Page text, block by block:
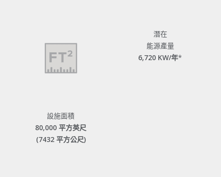
設施面積
80,000 平方英尺
(7432 平方公尺)
潛在
能源產量
6,720 KW/年*